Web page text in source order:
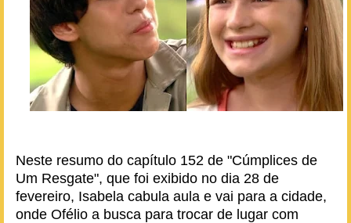
Neste resumo do capítulo 152 de "Cúmplices de
Um Resgate", que foi exibido no dia 28 de
fevereiro, Isabela cabula aula e vai para a cidade,
onde Ofélio a busca para trocar de lugar com